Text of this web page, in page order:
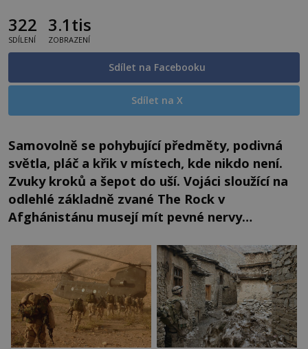
322
SDÍLENÍ
3.1tis
ZOBRAZENÍ
Sdílet na Facebooku
Sdílet na X
Samovolně se pohybující předměty, podivná
světla, pláč a křik v místech, kde nikdo není.
Zvuky kroků a šepot do uší. Vojáci sloužící na
odlehlé základně zvané The Rock v
Afghánistánu musejí mít pevné nervy…